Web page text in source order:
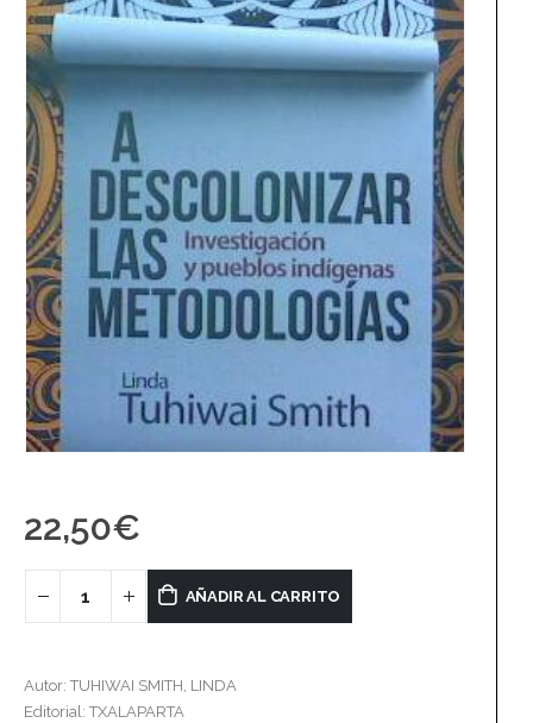
22,50€
AÑADIR AL CARRITO
Autor: TUHIWAI SMITH, LINDA
Editorial: TXALAPARTA